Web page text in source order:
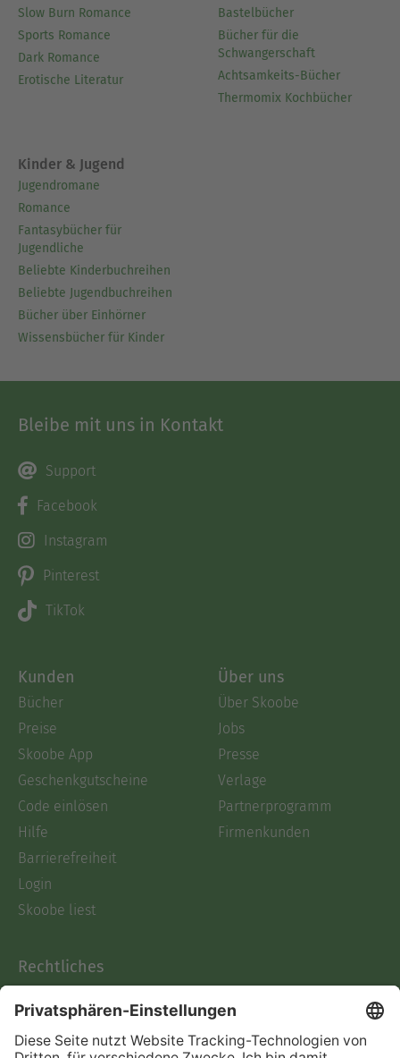
Slow Burn Romance
Sports Romance
Dark Romance
Erotische Literatur
Bastelbücher
Bücher für die
Schwangerschaft
Achtsamkeits-Bücher
Thermomix Kochbücher
Kinder & Jugend
Jugendromane
Romance
Fantasybücher für
Jugendliche
Beliebte Kinderbuchreihen
Beliebte Jugendbuchreihen
Bücher über Einhörner
Wissensbücher für Kinder
Bleibe mit uns in Kontakt
Support
Facebook
Instagram
Pinterest
TikTok
Kunden
Bücher
Preise
Skoobe App
Geschenkgutscheine
Code einlösen
Hilfe
Barrierefreiheit
Login
Skoobe liest
Über uns
Über Skoobe
Jobs
Presse
Verlage
Partnerprogramm
Firmenkunden
Rechtliches
AGB
Informationen nach Data